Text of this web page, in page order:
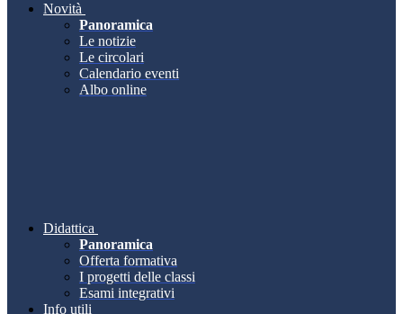
Novità
Panoramica
Le notizie
Le circolari
Calendario eventi
Albo online
Didattica
Panoramica
Offerta formativa
I progetti delle classi
Esami integrativi
Info utili